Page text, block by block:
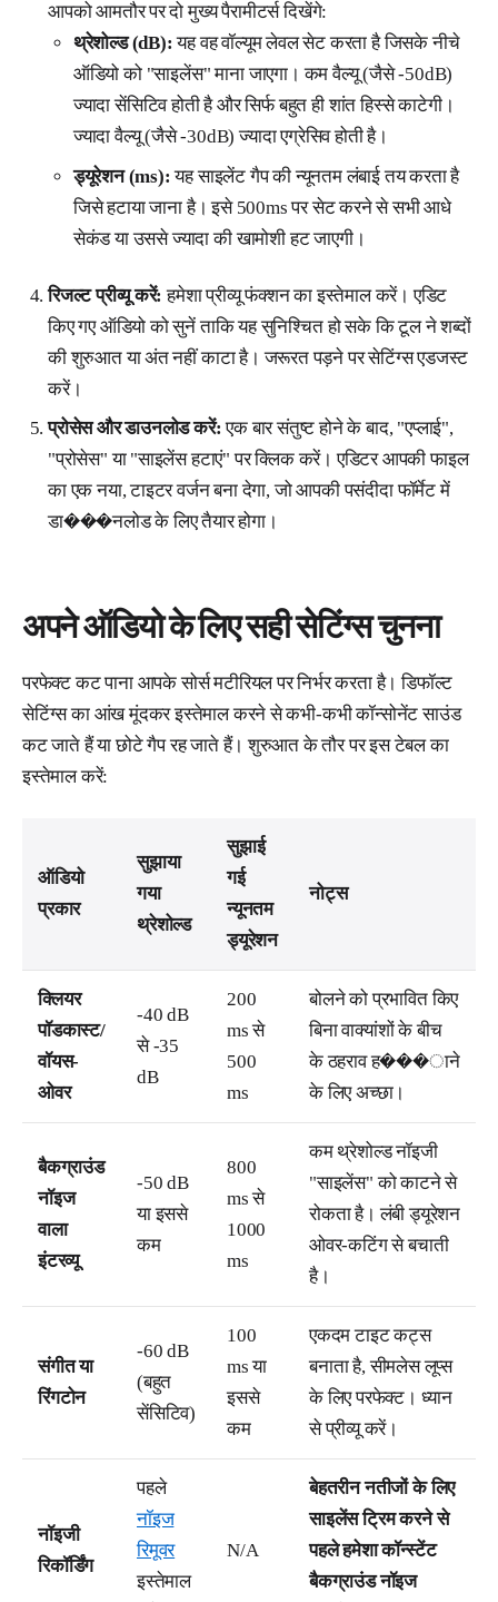
आपको आमतौर पर दो मुख्य पैरामीटर्स दिखेंगे:
थ्रेशोल्ड (dB): यह वह वॉल्यूम लेवल सेट करता है जिसके नीचे
ऑडियो को "साइलेंस" माना जाएगा। कम वैल्यू (जैसे -50dB)
ज्यादा सेंसिटिव होती है और सिर्फ बहुत ही शांत हिस्से काटेगी।
ज्यादा वैल्यू (जैसे -30dB) ज्यादा एग्रेसिव होती है।
ड्यूरेशन (ms): यह साइलेंट गैप की न्यूनतम लंबाई तय करता है
जिसे हटाया जाना है। इसे 500ms पर सेट करने से सभी आधे
सेकंड या उससे ज्यादा की खामोशी हट जाएगी।
रिजल्ट प्रीव्यू करें: हमेशा प्रीव्यू फंक्शन का इस्तेमाल करें। एडिट
किए गए ऑडियो को सुनें ताकि यह सुनिश्चित हो सके कि टूल ने शब्दों
की शुरुआत या अंत नहीं काटा है। जरूरत पड़ने पर सेटिंग्स एडजस्ट
करें।
प्रोसेस और डाउनलोड करें: एक बार संतुष्ट होने के बाद, "एप्लाई",
"प्रोसेस" या "साइलेंस हटाएं" पर क्लिक करें। एडिटर आपकी फाइल
का एक नया, टाइटर वर्जन बना देगा, जो आपकी पसंदीदा फॉर्मेट में
डा���नलोड के लिए तैयार होगा।
अपने ऑडियो के लिए सही सेटिंग्स चुनना
परफेक्ट कट पाना आपके सोर्स मटीरियल पर निर्भर करता है। डिफॉल्ट
सेटिंग्स का आंख मूंदकर इस्तेमाल करने से कभी-कभी कॉन्सोनेंट साउंड
कट जाते हैं या छोटे गैप रह जाते हैं। शुरुआत के तौर पर इस टेबल का
इस्तेमाल करें:
ऑडियो
प्रकार
सुझाया
गया
थ्रेशोल्ड
सुझाई
गई
न्यूनतम
ड्यूरेशन
नोट्स
क्लियर
पॉडकास्ट/
वॉयस-
ओवर
-40 dB
से -35
dB
200
ms से
500
ms
बोलने को प्रभावित किए
बिना वाक्यांशों के बीच
के ठहराव ह���ाने
के लिए अच्छा।
बैकग्राउंड
नॉइज
वाला
इंटरव्यू
-50 dB
या इससे
कम
800
ms से
1000
ms
कम थ्रेशोल्ड नॉइजी
"साइलेंस" को काटने से
रोकता है। लंबी ड्यूरेशन
ओवर-कटिंग से बचाती
है।
संगीत या
रिंगटोन
-60 dB
(बहुत
सेंसिटिव)
100
ms या
इससे
कम
एकदम टाइट कट्स
बनाता है, सीमलेस लूप्स
के लिए परफेक्ट। ध्यान
से प्रीव्यू करें।
नॉइजी
रिकॉर्डिंग
पहले
नॉइज
रिमूवर
इस्तेमाल
N/A
बेहतरीन नतीजों के लिए
साइलेंस ट्रिम करने से
पहले हमेशा कॉन्स्टेंट
बैकग्राउंड नॉइज